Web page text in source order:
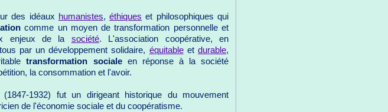
des idéaux humanistes,éthiques et philosophiques qui
comme un moyen de transformation personnelle et
enjeux de la société. L'association coopérative, en
par un développement solidaire, équitableetdurable,
transformation socialeen réponse à la société
la consommation et l'avoir.
1932) fut un dirigeant historique du mouvement
de l'économie sociale et du coopératisme.